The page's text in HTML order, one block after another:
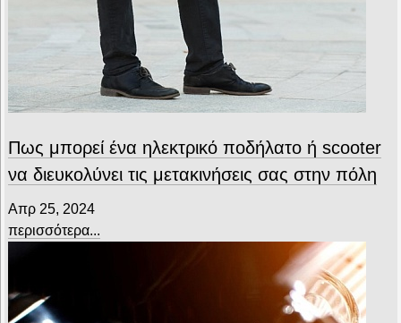
Πως μπορεί ένα ηλεκτρικό ποδήλατο ή scooter
να διευκολύνει τις μετακινήσεις σας στην πόλη
Απρ 25, 2024
περισσότερα...